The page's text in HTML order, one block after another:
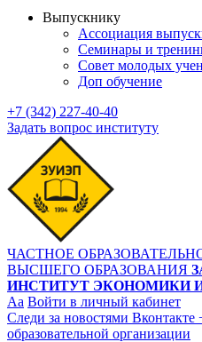
Выпускнику
Ассоциация
Семинары и
Совет молодых
Доп обучение
+7 (342) 227-40-40
Задать вопрос институту
ЧАСТНОЕ
ВЫСШЕГО ОБРАЗОВАНИЯ
ИНСТИТУТ ЭКОНОМИКИ
Aa Войти в личный кабинет
Следи за новостями Вконтакте
образовательной организации